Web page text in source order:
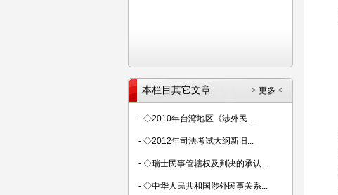
> 更多 <
本栏目其它文章
- ◇2010年台湾地区《涉外民...
- ◇2012年司法考试大纲新旧...
- ◇瑞士民事管辖权及判决的承认...
- ◇中华人民共和国涉外民事关系...